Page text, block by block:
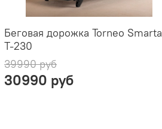
Беговая дорожка Torneo Smarta
T-230
39990 руб
30990 руб